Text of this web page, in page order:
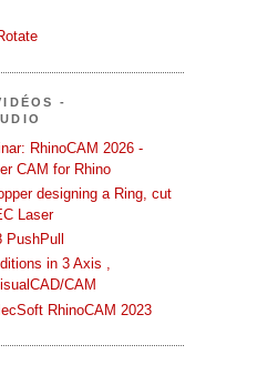
-
RhinoCAM 2026 -
CAM for Rhino
designing a Ring, cut
Laser
PushPull
in 3 Axis ,
CAM
RhinoCAM 2023